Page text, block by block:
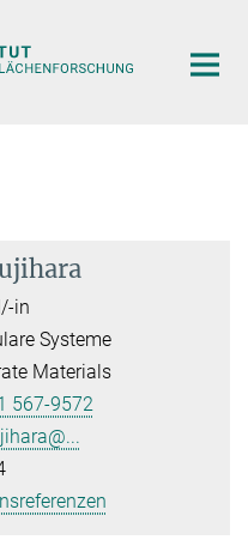
in
Systeme
Materials
567-9572